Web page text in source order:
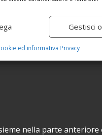
Gestisci
ed informativa Privacy
nella parte